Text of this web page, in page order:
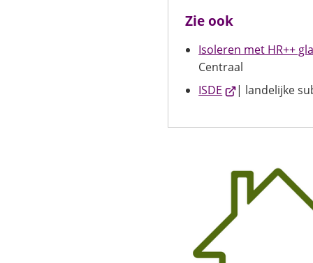
Zie ook
Isoleren met HR++
Centraal
ISDE (Verwijst
een
| landelijke